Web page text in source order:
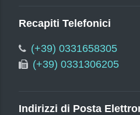
Recapiti Telefonici
(+39) 0331658305
(+39) 0331306205
Indirizzi di Posta